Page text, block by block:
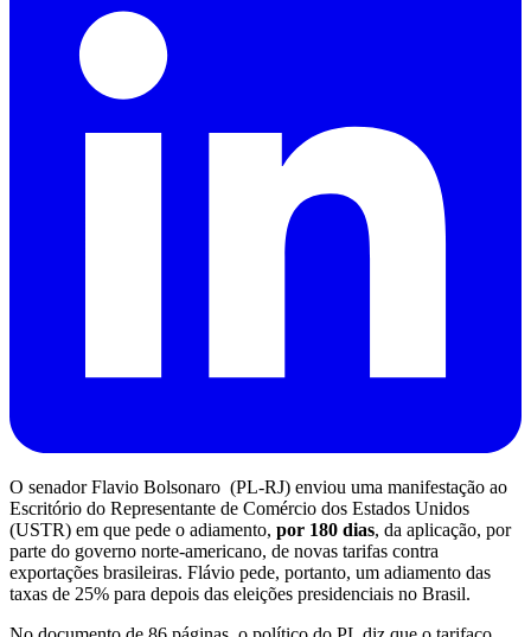
O senador Flavio Bolsonaro (PL-RJ) enviou uma manifestação ao
Escritório do Representante de Comércio dos Estados Unidos
(USTR) em que pede o adiamento, por 180 dias, da aplicação, por
parte do governo norte-americano, de novas tarifas contra
exportações brasileiras. Flávio pede, portanto, um adiamento das
taxas de 25% para depois das eleições presidenciais no Brasil.